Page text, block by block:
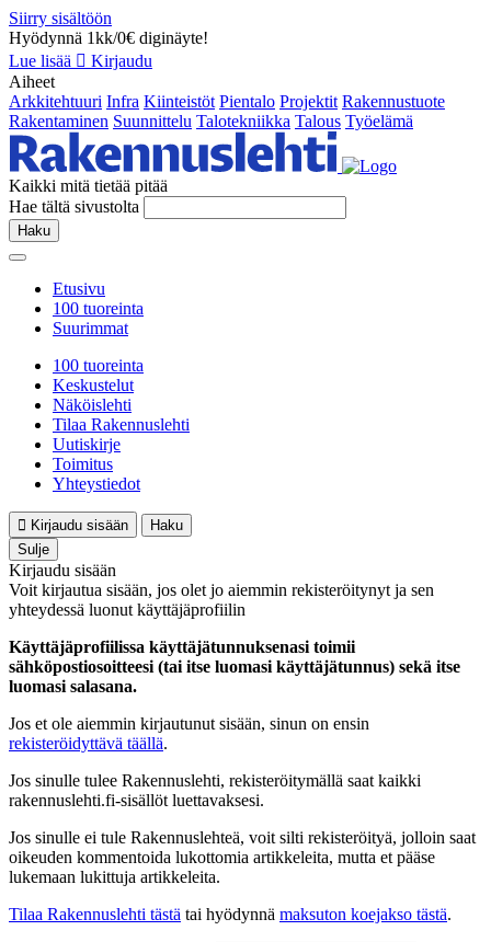
Siirry sisältöön
Hyödynnä 1kk/0€ diginäyte!
Lue lisää
Kirjaudu
Aiheet
Arkkitehtuuri Infra Kiinteistöt Pientalo Projektit Rakennustuote
Rakentaminen Suunnittelu Talotekniikka Talous Työelämä
Kaikki mitä tietää pitää
Hae tältä sivustolta
Haku
Etusivu
100 tuoreinta
Suurimmat
100 tuoreinta
Keskustelut
Näköislehti
Tilaa Rakennuslehti
Uutiskirje
Toimitus
Yhteystiedot
Kirjaudu sisään
Haku
Sulje
Kirjaudu sisään
Voit kirjautua sisään, jos olet jo aiemmin rekisteröitynyt ja sen
yhteydessä luonut käyttäjäprofiilin
Käyttäjäprofiilissa käyttäjätunnuksenasi toimii
sähköpostiosoitteesi (tai itse luomasi käyttäjätunnus) sekä itse
luomasi salasana.
Jos et ole aiemmin kirjautunut sisään, sinun on ensin
rekisteröidyttävä täällä.
Jos sinulle tulee Rakennuslehti, rekisteröitymällä saat kaikki
rakennuslehti.fi-sisällöt luettavaksesi.
Jos sinulle ei tule Rakennuslehteä, voit silti rekisteröityä, jolloin saat
oikeuden kommentoida lukottomia artikkeleita, mutta et pääse
lukemaan lukittuja artikkeleita.
Tilaa Rakennuslehti tästä tai hyödynnä maksuton koejakso tästä.